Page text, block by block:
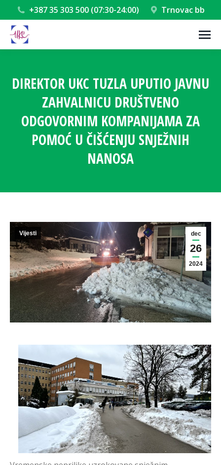
+387 35 303 500 (07:30-24:00) Trnovac bb
DIREKTOR UKC TUZLA UPUTIO JAVNU
ZAHVALNICU DRUŠTVENO
ODGOVORNIM KOMPANIJAMA ZA
POMOĆ U ČIŠĆENJU SNJEŽNIH
NANOSA
dec
26
2024
Vijesti